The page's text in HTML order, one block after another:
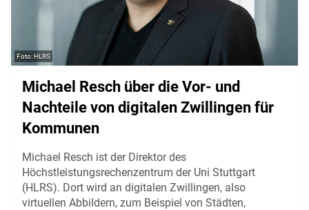
HLRS
Michael Resch über die Vor- und
Nachteile von digitalen Zwillingen für
Kommunen
Michael Resch ist der Direktor des
Höchstleistungsrechenzentrum der Uni Stuttgart
(HLRS). Dort wird an digitalen Zwillingen, also
virtuellen Abbildern, zum Beispiel von Städten,